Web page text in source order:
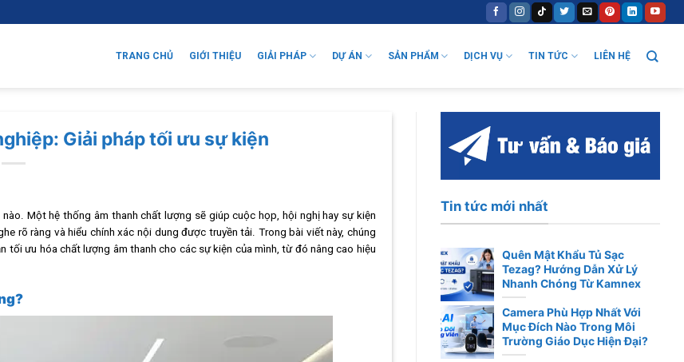
TRANG CHỦ GIỚI THIỆU GIẢI PHÁP DỰ ÁN SẢN PHẨM DỊCH VỤ TIN TỨC LIÊN HỆ
Giải pháp tối ưu sự kiện
Một hệ thống âm thanh chất lượng sẽ giúp cuộc họp, hội nghị hay sự kiện
rõ ràng và hiểu chính xác nội dung được truyền tải. Trong bài viết này, chúng
ưu hóa chất lượng âm thanh cho các sự kiện của mình, từ đó nâng cao hiệu
Tin tức mới nhất
Quên Mật Khẩu Tủ Sạc
Tezag? Hướng Dẫn Xử Lý
Nhanh Chóng Từ Kamnex
Camera Phù Hợp Nhất Với
Mục Đích Nào Trong Môi
Trường Giáo Dục Hiện Đại?